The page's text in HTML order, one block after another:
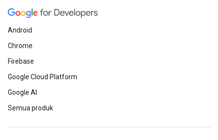
Android
Chrome
Firebase
Google Cloud Platform
Google AI
Semua produk